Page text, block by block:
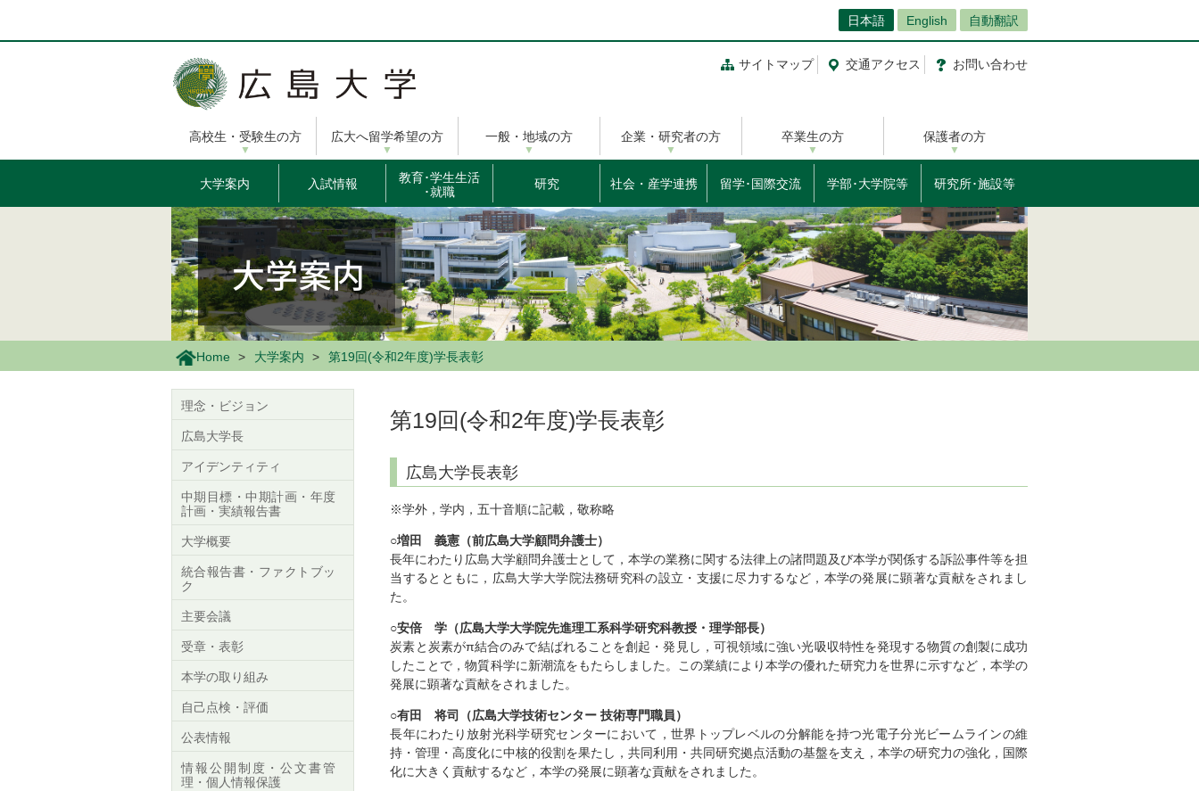
ン
に
日本語 English 自動翻訳
サイトマップ 交通アクセス お問い合わせ
高校生・受験生の方 広大へ留学希望の方 一般・地域の方 企業・研究者の方 卒業生の方 保護者の方
大学案内 入試情報
教育･学生生活
･就職
研究 社会・産学連携 留学･国際交流 学部･大学院等 研究所･施設等
Home 大学案内 第19回(令和2年度)学長表彰
第19回(令和2年度)学長表彰
広島大学長表彰
※学外，学内，五十音順に記載，敬称略
○増田 義憲（前広島大学顧問弁護士）
長年にわたり広島大学顧問弁護士として，本学の業務に関する法律上の諸問題及び本学が関係する訴訟事件等を担
当するとともに，広島大学大学院法務研究科の設立・支援に尽力するなど，本学の発展に顕著な貢献をされまし
た。
○安倍 学（広島大学大学院先進理工系科学研究科教授・理学部長）
炭素と炭素がπ結合のみで結ばれることを創起・発見し，可視領域に強い光吸収特性を発現する物質の創製に成功
したことで，物質科学に新潮流をもたらしました。この業績により本学の優れた研究力を世界に示すなど，本学の
発展に顕著な貢献をされました。
○有田 将司（広島大学技術センター 技術専門職員）
長年にわたり放射光科学研究センターにおいて，世界トップレベルの分解能を持つ光電子分光ビームラインの維
持・管理・高度化に中核的役割を果たし，共同利用・共同研究拠点活動の基盤を支え，本学の研究力の強化，国際
化に大きく貢献するなど，本学の発展に顕著な貢献をされました。
理念・ビジョン
広島大学長
アイデンティティ
中期目標・中期計画・年度
計画・実績報告書
大学概要
統合報告書・ファクトブッ
ク
主要会議
受章・表彰
本学の取り組み
自己点検・評価
公表情報
情報公開制度・公文書管
理・個人情報保護